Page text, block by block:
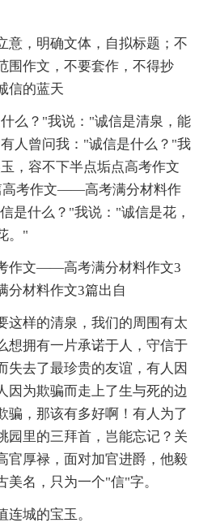
意，明确文体，自拟标题；不
围作文，不要套作，不得抄
信的蓝天
么？"我说："诚信是清泉，能
人曾问我："诚信是什么？"我
，容不下半点垢点高考作文
考作文——高考满分材料作
是什么？"我说："诚信是花，
。"
作文——高考满分材料作文3
材料作文3篇出自
这样的清泉，我们的周围有太
想拥有一片承诺于人，守信于
失去了最珍贵的友谊，有人因
因为欺骗而走上了生与死的边
骗，那该有多好啊！有人为了
园里的三拜首，岂能忘记？关
官厚禄，面对加官进爵，他毅
名，只为一个"信"字。
城的宝玉。